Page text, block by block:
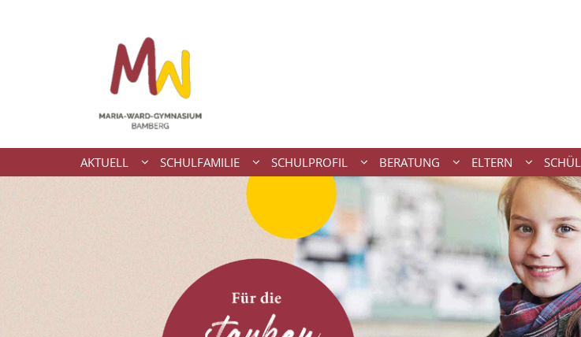
AKTUELL SCHULFAMILIE SCHULPROFIL BERATUNG ELTERN